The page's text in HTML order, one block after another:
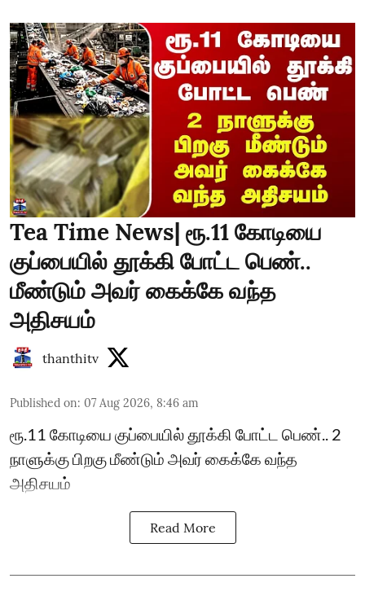
Tea Time News| ரூ.11 கோடியை
குப்பையில் தூக்கி போட்ட பெண்..
மீண்டும் அவர் கைக்கே வந்த
அதிசயம்
thanthitv
Published on: 07 Aug 2026, 8:46 am
ரூ.11 கோடியை குப்பையில் தூக்கி போட்ட பெண்.. 2
நாளுக்கு பிறகு மீண்டும் அவர் கைக்கே வந்த
அதிசயம்
Read More